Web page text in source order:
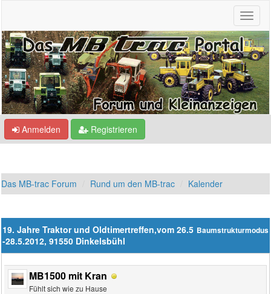
Anmelden Registrieren
Das MB-trac Forum Rund um den MB-trac Kalender
Baumstrukturmodus
19. Jahre Traktor und Oldtimertreffen,vom 26.5
-28.5.2012, 91550 Dinkelsbühl
MB1500 mit Kran
Fühlt sich wie zu Hause